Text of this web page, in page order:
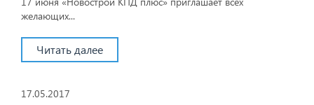
желающих...
Читать далее
17.05.2017